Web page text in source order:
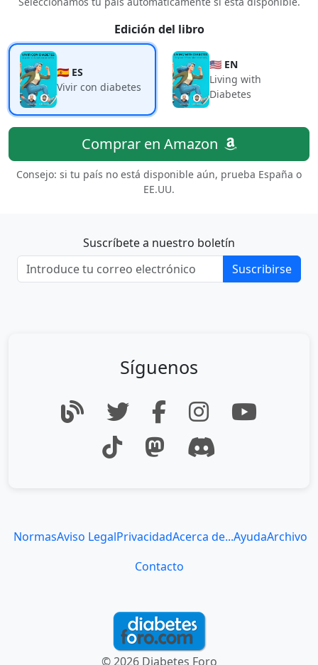
Edición del libro
🇪🇸 ES
Vivir con diabetes
🇺🇸 EN
Living with
Diabetes
Comprar en Amazon
Consejo: si tu país no está disponible aún, prueba España o
EE.UU.
Suscríbete a nuestro boletín
Suscribirse
Síguenos
NormasAviso LegalPrivacidadAcerca de...AyudaArchivo
Contacto
© 2026 Diabetes Foro